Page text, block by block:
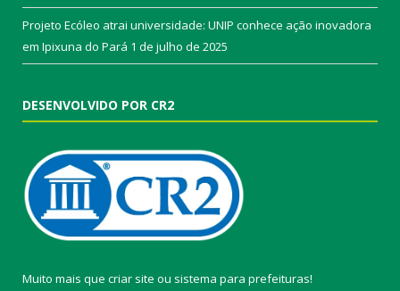
Projeto Ecóleo atrai universidade: UNIP conhece ação inovadora
em Ipixuna do Pará 1 de julho de 2025
DESENVOLVIDO POR CR2
Muito mais que criar site ou sistema para prefeituras!